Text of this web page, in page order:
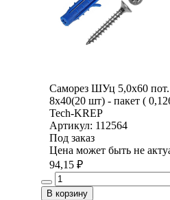
Саморез ШУц 5,0х60
8х40(20 шт) - пакет (
Tech-KREP
Артикул: 112564
Под заказ
Цена может быть не
94,15 ₽
В корзину